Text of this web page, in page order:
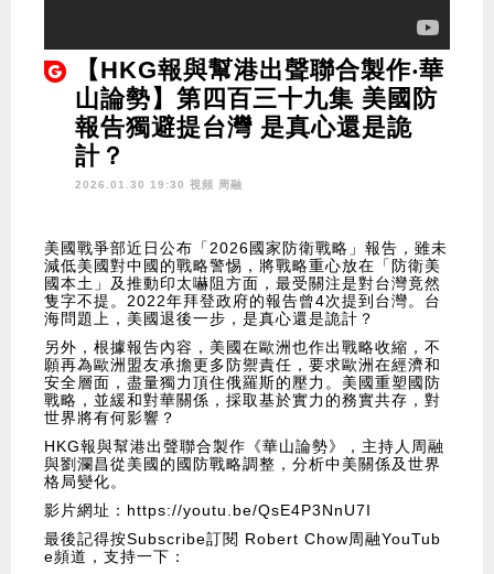
【HKG報與幫港出聲聯合製作‧華
山論勢】第四百三十九集 美國防
報告獨避提台灣 是真心還是詭
計？
2026.01.30 19:30 視頻 周融
美國戰爭部近日公布「2026國家防衛戰略」報告，雖未
減低美國對中國的戰略警惕，將戰略重心放在「防衛美
國本土」及推動印太嚇阻方面，最受關注是對台灣竟然
隻字不提。2022年拜登政府的報告曾4次提到台灣。台
海問題上，美國退後一步，是真心還是詭計？
另外，根據報告內容，美國在歐洲也作出戰略收縮，不
願再為歐洲盟友承擔更多防禦責任，要求歐洲在經濟和
安全層面，盡量獨力頂住俄羅斯的壓力。美國重塑國防
戰略，並緩和對華關係，採取基於實力的務實共存，對
世界將有何影響？
HKG報與幫港出聲聯合製作《華山論勢》，主持人周融
與劉瀾昌從美國的國防戰略調整，分析中美關係及世界
格局變化。
影片網址： https://youtu.be/QsE4P3NnU7I
最後記得按Subscribe訂閱 Robert Chow周融YouTub
e頻道，支持一下：